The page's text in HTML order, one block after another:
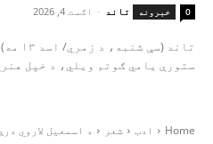
خبرونه تاند - اګست 4, 2026 0
تاند
ستورې یامي ګوتم ویلي، د خپل